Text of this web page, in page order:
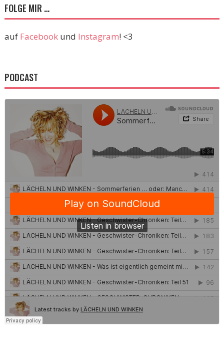
FOLGE MIR …
auf Facebookund Instagram! <3
PODCAST